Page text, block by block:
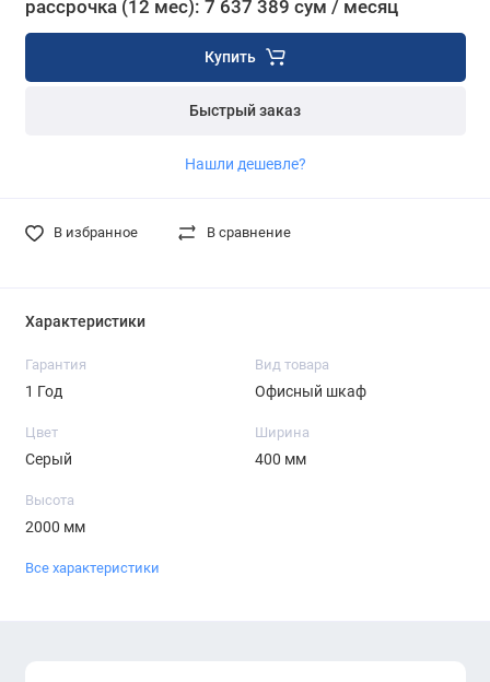
рассрочка (12 мес): 7 637 389 сум / месяц
Купить
Быстрый заказ
Нашли дешевле?
В избранное В сравнение
Характеристики
Гарантия
1 Год
Вид товара
Офисный шкаф
Цвет
Серый
Ширина
400 мм
Высота
2000 мм
Все характеристики